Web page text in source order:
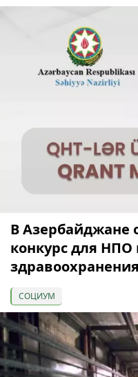
В Азербайджане
конкурс для НПО
здравоохранения
СОЦИУМ